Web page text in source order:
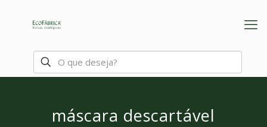
máscara descartável